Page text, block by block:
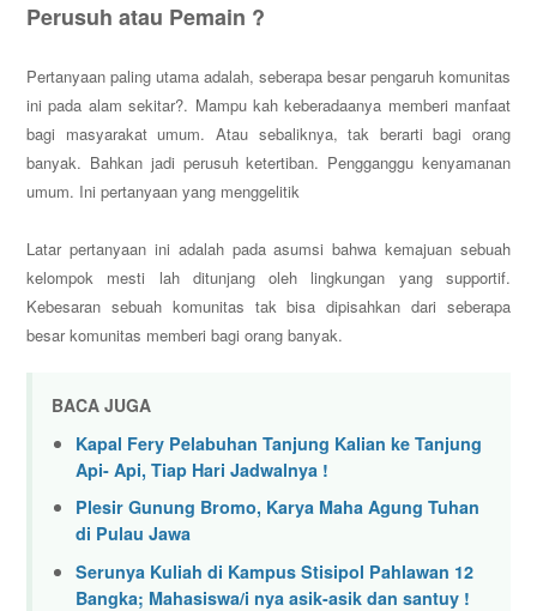
Perusuh atau Pemain ?
Pertanyaan paling utama adalah, seberapa besar pengaruh komunitas
ini pada alam sekitar?. Mampu kah keberadaanya memberi manfaat
bagi masyarakat umum. Atau sebaliknya, tak berarti bagi orang
banyak. Bahkan jadi perusuh ketertiban. Pengganggu kenyamanan
umum. Ini pertanyaan yang menggelitik
Latar pertanyaan ini adalah pada asumsi bahwa kemajuan sebuah
kelompok mesti lah ditunjang oleh lingkungan yang supportif.
Kebesaran sebuah komunitas tak bisa dipisahkan dari seberapa
besar komunitas memberi bagi orang banyak.
BACA JUGA
Kapal Fery Pelabuhan Tanjung Kalian ke Tanjung
Api- Api, Tiap Hari Jadwalnya !
Plesir Gunung Bromo, Karya Maha Agung Tuhan
di Pulau Jawa
Serunya Kuliah di Kampus Stisipol Pahlawan 12
Bangka; Mahasiswa/i nya asik-asik dan santuy !